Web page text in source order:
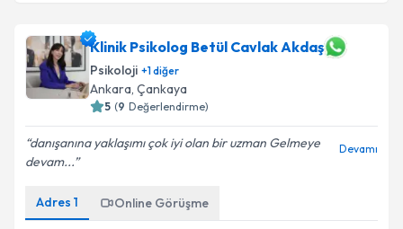
Klinik Psikolog Betül Cavlak Akdaş
Psikoloji +1diğer
Ankara, Çankaya
5 (9 Değerlendirme)
danışanına yaklaşımı çok iyi olan bir uzman Gelmeye
devam...
Devamı
Adres 1 Online Görüşme